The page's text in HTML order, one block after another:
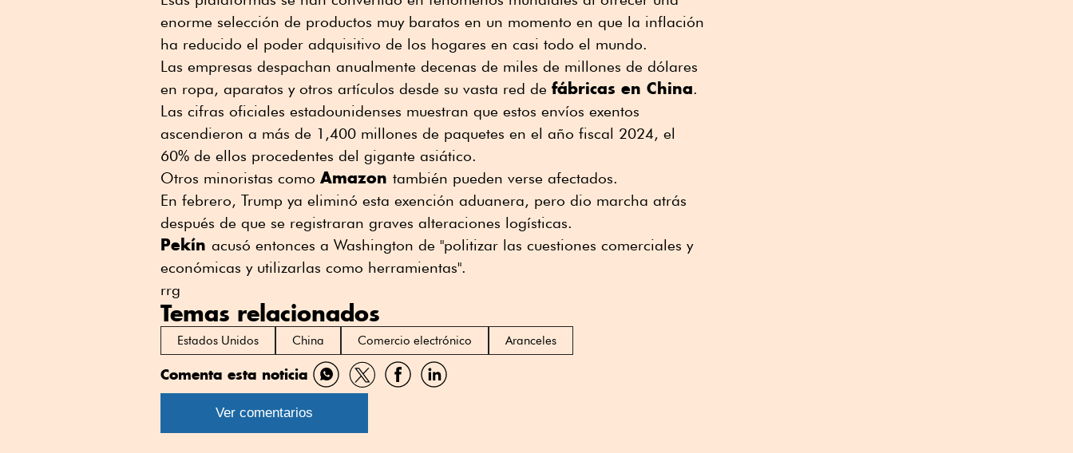
enorme selección de productos muy baratos en un momento en que la inflación
ha reducido el poder adquisitivo de los hogares en casi todo el mundo.
Las empresas despachan anualmente decenas de miles de millones de dólares
en ropa, aparatos y otros artículos desde su vasta red de fábricas en China.
Las cifras oficiales estadounidenses muestran que estos envíos exentos
ascendieron a más de 1,400 millones de paquetes en el año fiscal 2024, el
60% de ellos procedentes del gigante asiático.
Otros minoristas como Amazon también pueden verse afectados.
En febrero, Trump ya eliminó esta exención aduanera, pero dio marcha atrás
después de que se registraran graves alteraciones logísticas.
Pekín acusó entonces a Washington de "politizar las cuestiones comerciales y
económicas y utilizarlas como herramientas".
rrg
Temas relacionados
Estados Unidos China Comercio electrónico Aranceles
Comenta esta noticia
Compartir
por
Compartir
por
CompartirCompartir
Ver comentarios